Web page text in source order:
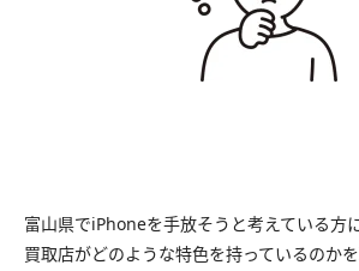
富山県でiPhoneを手放そうと考えている方
買取店がどのような特色を持っているのか